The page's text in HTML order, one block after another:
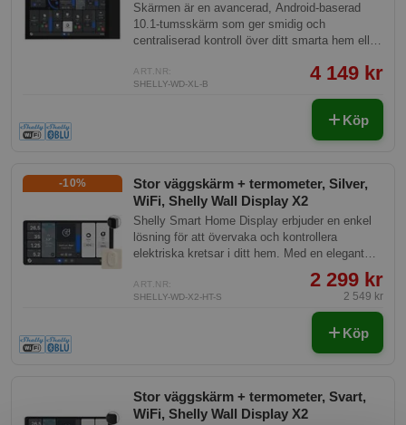
Skärmen är en avancerad, Android-baserad
10.1-tumsskärm som ger smidig och
centraliserad kontroll över ditt smarta hem eller
en standard europeisk dosa, och kräver endast
en 230V strömtillförsel och en 2.4 GHz Wi-Fi-
ART.NR:
SHELLY-WD-XL-B
4 149 kr
Köp
Stor väggskärm + termometer, Silver,
WiFi, Shelly Wall Display X2
-10%
Shelly Smart Home Display erbjuder en enkel
lösning för att övervaka och kontrollera
elektriska kretsar i ditt hem. Med en elegant
design och ett stort 6,95 tum färgpekskärm är
det enkelt att använda. Det medföljande Shelly
BLU HT-sensorn ger exakta temperatur- och
ART.NR:
SHELLY-WD-X2-HT-S
2 299 kr
2 549 kr
Köp
Stor väggskärm + termometer, Svart,
WiFi, Shelly Wall Display X2